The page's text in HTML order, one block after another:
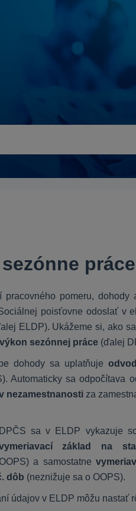
sezónne práce
pracovného pomeru,
poisťovne odoslať v
ELDP). Ukážeme si, ako
sezónnej práce(ďalej
dohody sa uplatňuje
Automaticky sa odpočítava
nezamestnanostiza
DPČS sa v ELDP vykazuje
základ na
OOPS) a samostatne
dôb (neznižuje sa o OOPS).
údajov v ELDP môžu nastať